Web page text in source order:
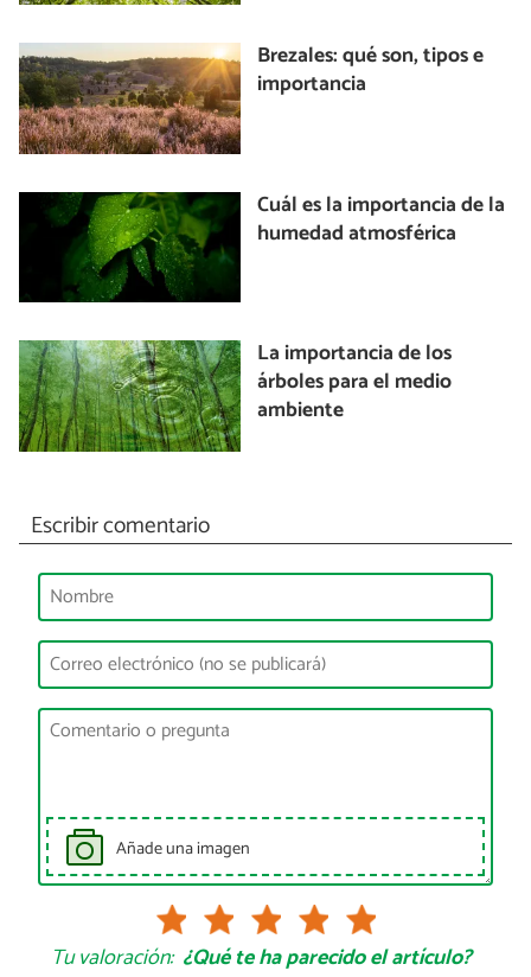
Brezales: qué son, tipos e
importancia
Cuál es la importancia de la
humedad atmosférica
La importancia de los
árboles para el medio
ambiente
Escribir comentario
Añade una imagen
Tu valoración: ¿Qué te ha parecido el artículo?